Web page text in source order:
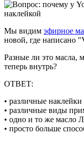
Мы видим эфирное
новой, где написано
Разные ли это масла,
теперь внутрь?
ОТВЕТ:
• различные наклейки
• различные виды
• одно и то же масло
• просто больше